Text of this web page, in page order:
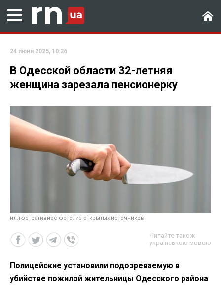
24 июня 2025, 10:26
В Одесской области 32-летняя
женщина зарезала пенсионерку
иллюстративное фото: из открытых источников
Читайте також
українською мовою
Полицейские установили подозреваемую в
убийстве пожилой жительницы Одесского района